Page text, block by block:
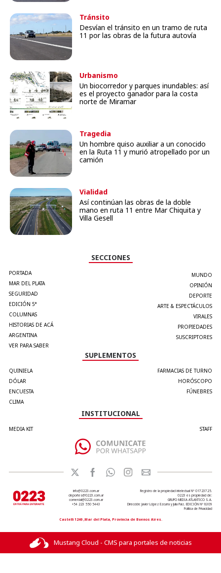
Tránsito
Desvían el tránsito en un tramo de ruta
11 por las obras de la futura autovía
Urbanismo
Un biocorredor y parques inundables: así
es el proyecto ganador para la costa
norte de Miramar
Tragedia
Un hombre quiso auxiliar a un conocido
en la Ruta 11 y murió atropellado por un
camión
Vialidad
Así continúan las obras de la doble
mano en ruta 11 entre Mar Chiquita y
Villa Gesell
SECCIONES
PORTADA
MAR DEL PLATA
SEGURIDAD
EDICIÓN 5°
COLUMNAS
HISTORIAS DE ACÁ
ARGENTINA
VER PARA SABER
MUNDO
OPINIÓN
DEPORTE
ARTE & ESPECTÁCULOS
VIRALES
PROPIEDADES
SUSCRIPTORES
SUPLEMENTOS
QUINIELA
DÓLAR
ENCUESTA
CLIMA
FARMACIAS DE TURNO
HORÓSCOPO
FÚNEBRES
INSTITUCIONAL
MEDIA KIT STAFF
info@0223.com.ar
deportes@0223.com.ar
comercial@0223.com.ar
+54 223 550 5443
Registro de la propiedad intelectual Nº 01723725.
0223 es propiedad de:
GRUPO MEDIA ATLANTICO S.A.
Dirección: Javier López Ezcurra y Julia Paiz. EDICIÓN Nº 8309
Política de Privacidad
Castelli 1240 ,Mar del Plata, Provincia de Buenos Aires.
Mustang Cloud - CMS para portales de noticias